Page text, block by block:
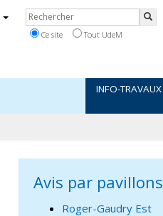
Rechercher
Ce site Tout UdeM
INFO-TRAVAUX
Avis par pavillons
Roger-Gaudry Est